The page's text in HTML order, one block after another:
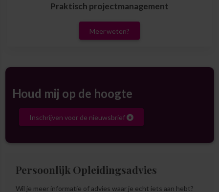
Praktisch projectmanagement
Meer weten?
Houd mij op de hoogte
Inschrijven voor de nieuwsbrief
Persoonlijk Opleidingsadvies
Wil je meer informatie of advies waar je echt iets aan hebt?